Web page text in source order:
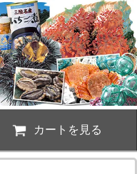
カートを見る